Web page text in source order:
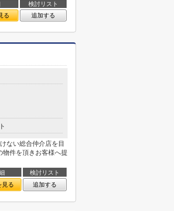
検討リスト
る 追加する
ない総合仲介店を目
物件を頂きお客様へ提
検討リスト
見る 追加する